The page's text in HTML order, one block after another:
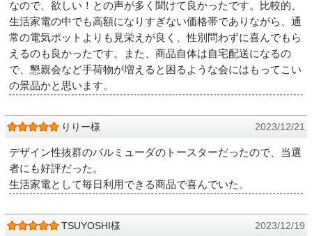
なので、欲しい！との声が多く聞けて良かったです。比較的、
生活家電の中でも高額になりすぎない価格帯でありながら、通
常の電気ポットよりも見栄えが良く、性別問わずに喜んでもら
えるのも良かったです。また、商品自体は自宅配送になるの
で、懇親会など手荷物が増えると困るような会にはもってこい
の景品かと思います。
りりー様 2023/12/21
デザイン性抜群のバルミューダのトースターだったので、当選
者にも好評だった。
生活家電として毎日利用できる商品で喜んでいた。
TSUYOSHI様 2023/12/19